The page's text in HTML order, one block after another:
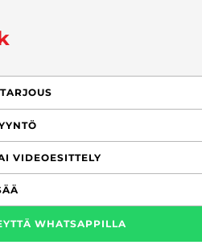
VIDEOESITTELY
WHATSAPPILLA